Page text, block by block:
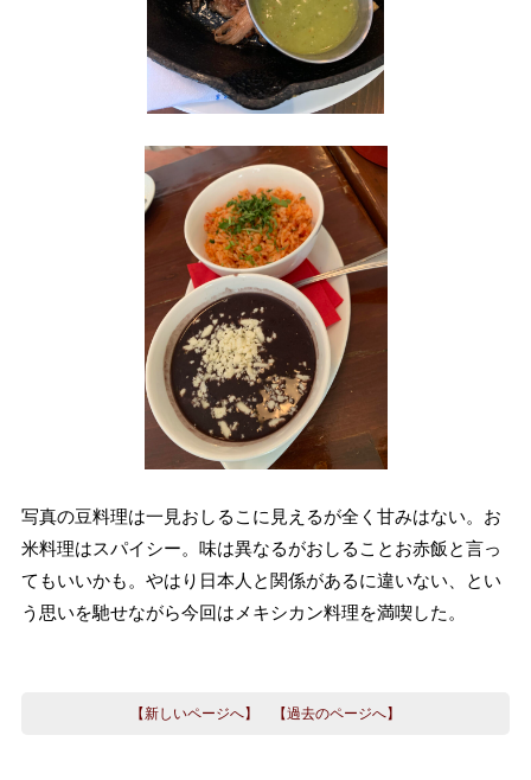
写真の豆料理は一見おしるこに見えるが全く甘みはない。お
米料理はスパイシー。味は異なるがおしることお赤飯と言っ
てもいいかも。やはり日本人と関係があるに違いない、とい
う思いを馳せながら今回はメキシカン料理を満喫した。
【新しいページへ】 【過去のページへ】